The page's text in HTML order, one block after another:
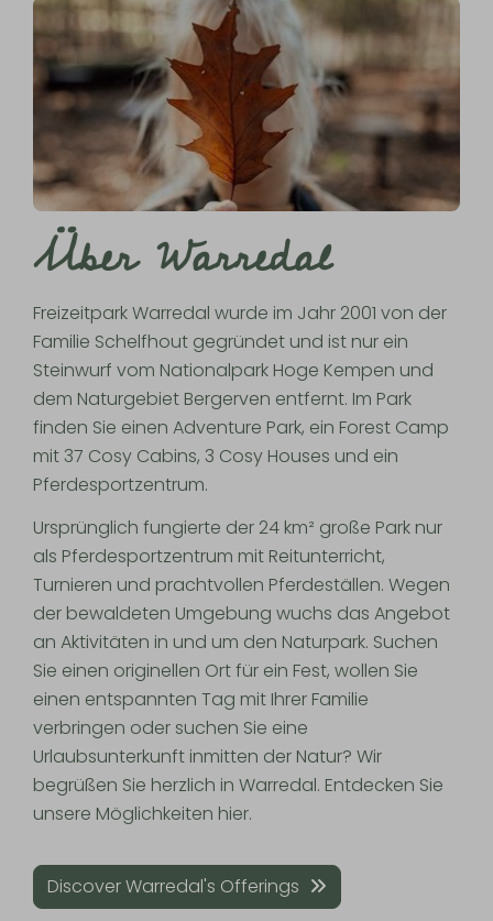
Über Warredal
Freizeitpark Warredal wurde im Jahr 2001 von der
Familie Schelfhout gegründet und ist nur ein
Steinwurf vom Nationalpark Hoge Kempen und
dem Naturgebiet Bergerven entfernt. Im Park
finden Sie einen Adventure Park, ein Forest Camp
mit 37 Cosy Cabins, 3 Cosy Houses und ein
Pferdesportzentrum.
Ursprünglich fungierte der 24 km² große Park nur
als Pferdesportzentrum mit Reitunterricht,
Turnieren und prachtvollen Pferdeställen. Wegen
der bewaldeten Umgebung wuchs das Angebot
an Aktivitäten in und um den Naturpark. Suchen
Sie einen originellen Ort für ein Fest, wollen Sie
einen entspannten Tag mit Ihrer Familie
verbringen oder suchen Sie eine
Urlaubsunterkunft inmitten der Natur? Wir
begrüßen Sie herzlich in Warredal. Entdecken Sie
unsere Möglichkeiten hier.
Discover Warredal's Offerings